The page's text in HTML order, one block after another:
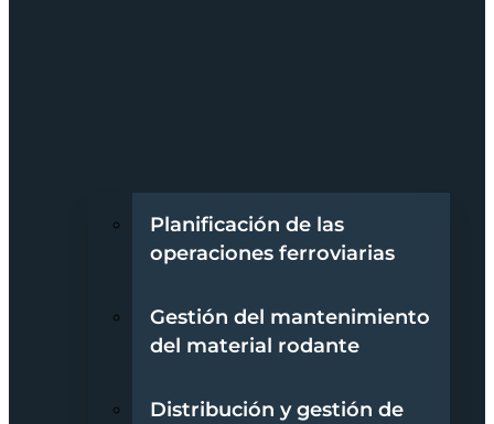
Planificación de las
operaciones ferroviarias
Gestión del mantenimiento
del material rodante
Distribución y gestión de